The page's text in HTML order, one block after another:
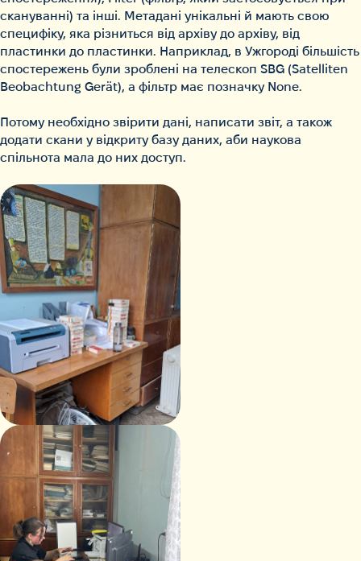
скануванні) та інші. Метадані унікальні й мають свою
специфіку, яка різниться від архіву до архіву, від
пластинки до пластинки. Наприклад, в Ужгороді більшість
спостережень були зроблені на телескоп SBG (Satelliten
Beobachtung Gerät), а фільтр має позначку None.
Потому необхідно звірити дані, написати звіт, а також
додати скани у відкриту базу даних, аби наукова
спільнота мала до них доступ.